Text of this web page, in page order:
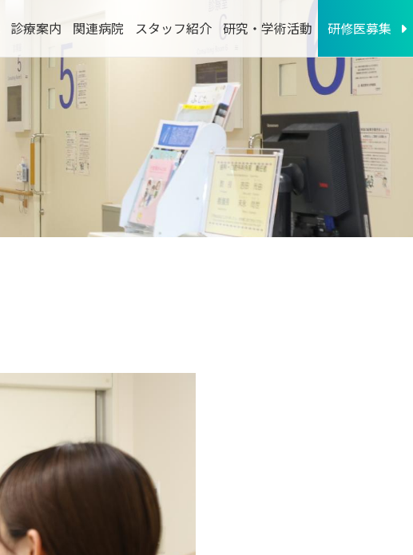
診療案内 関連病院 スタッフ紹介 研究・学術活動 研修医募集